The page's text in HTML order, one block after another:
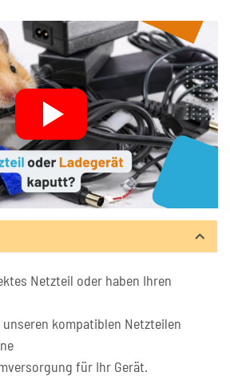
Netzteil oder haben Ihren
kompatiblen Netzteilen
für Ihr Gerät.